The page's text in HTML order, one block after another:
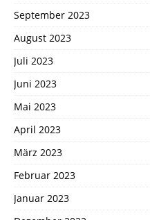
September 2023
August 2023
Juli 2023
Juni 2023
Mai 2023
April 2023
März 2023
Februar 2023
Januar 2023